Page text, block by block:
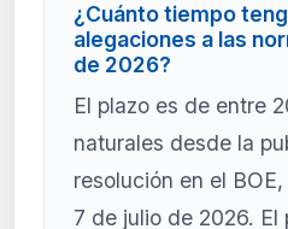
¿Cuánto tiempo
alegaciones a las
de 2026?
El plazo es de entre
naturales desde la
resolución en el
7 de julio de 2026. El